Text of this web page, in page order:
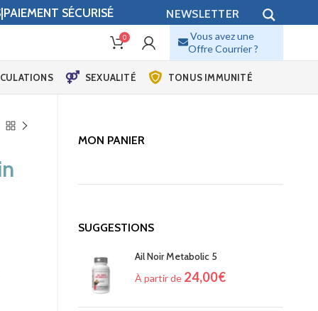
SÉCURISÉ NEWSLETTER
0
Vous avez une
Offre Courrier ?
SEXUALITÉ TONUS IMMUNITÉ
MON PANIER
SUGGESTIONS
Ail Noir Metabolic 5
À partir de 24,00€